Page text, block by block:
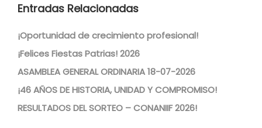
Entradas Relacionadas
¡Oportunidad de crecimiento profesional!
¡Felices Fiestas Patrias! 2026
ASAMBLEA GENERAL ORDINARIA 18-07-2026
¡46 AÑOS DE HISTORIA, UNIDAD Y COMPROMISO!
RESULTADOS DEL SORTEO – CONANIIF 2026!